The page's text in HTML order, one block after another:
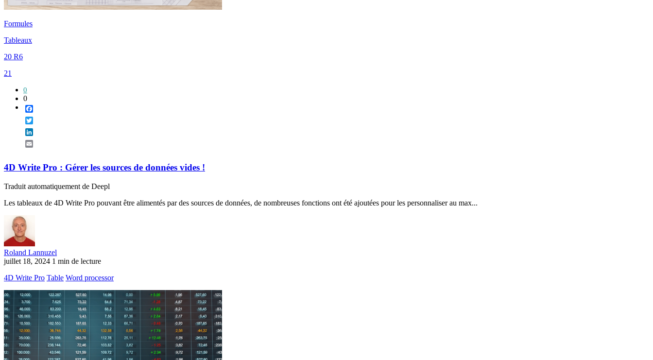
Formules
Tableaux
20 R6
21
0
0
4D Write Pro : Gérer les sources de données vides !
Traduit automatiquement de Deepl
Les tableaux de 4D Write Pro pouvant être alimentés par des sources de données, de nombreuses fonctions ont été ajoutées pour les personnaliser au max...
Roland Lannuzel
juillet 18, 2024 1 min de lecture
4D Write Pro Table Word processor